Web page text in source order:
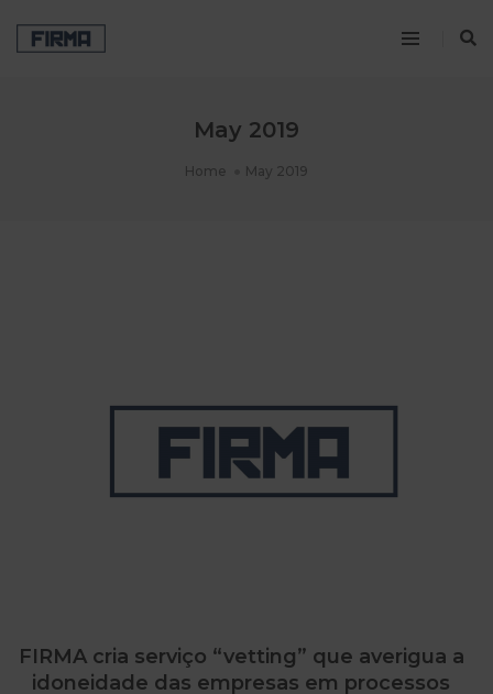
May 2019
Home May 2019
FIRMA cria serviço “vetting” que averigua a
idoneidade das empresas em processos